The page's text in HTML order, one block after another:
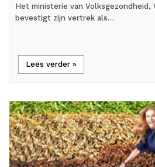
Het ministerie van Volksgezondheid,
bevestigt zijn vertrek als…
Lees verder »